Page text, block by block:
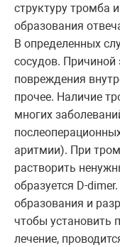
структуру тромба
образования
В определенных
сосудов. Причиной
повреждения
прочее. Наличие
многих
аритмии). При
растворить
образуется D-
образования и
чтобы установить
лечение,